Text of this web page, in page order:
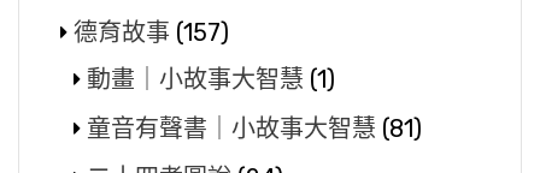
德育故事 (157)
動畫｜小故事大智慧 (1)
童音有聲書｜小故事大智慧 (81)